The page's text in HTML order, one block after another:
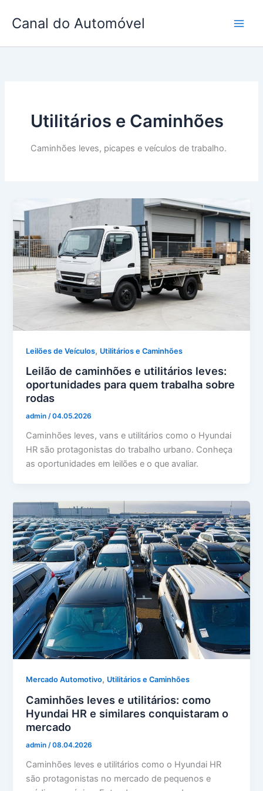
Canal do Automóvel
Utilitários e Caminhões
Caminhões leves, picapes e veículos de trabalho.
Leilões de Veículos, Utilitários e Caminhões
Leilão de caminhões e utilitários leves:
oportunidades para quem trabalha sobre
rodas
admin/04.05.2026
Caminhões leves, vans e utilitários como o Hyundai
HR são protagonistas do trabalho urbano. Conheça
as oportunidades em leilões e o que avaliar.
Mercado Automotivo, Utilitários e Caminhões
Caminhões leves e utilitários: como
Hyundai HR e similares conquistaram o
mercado
admin /08.04.2026
Caminhões leves e utilitários como o Hyundai HR
são protagonistas no mercado de pequenos e